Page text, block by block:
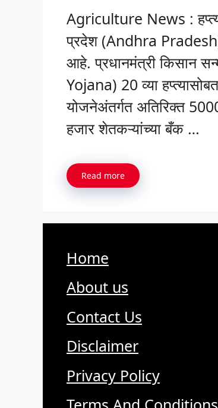
Agriculture News :
प्रदेश (Andhra
आहे. प्रधानमंत्री किसान
Yojana) 20 व्या
योजनेअंतर्गत अतिरिक्त
हजार शेतकऱ्यांच्या बँक …
Read more
Home
About us
Contact Us
Disclaimer
Privacy Policy